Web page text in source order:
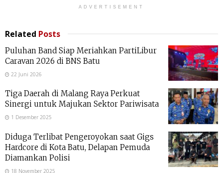
ADVERTISEMENT
Related Posts
Puluhan Band Siap Meriahkan PartiLibur
Caravan 2026 di BNS Batu
22 Juni 2026
Tiga Daerah di Malang Raya Perkuat
Sinergi untuk Majukan Sektor Pariwisata
1 Desember 2025
Diduga Terlibat Pengeroyokan saat Gigs
Hardcore di Kota Batu, Delapan Pemuda
Diamankan Polisi
18 November 2025